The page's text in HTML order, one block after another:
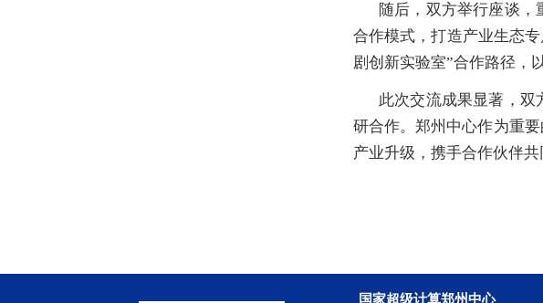
随后，双方举行座谈
合作模式，打造产业生态
剧创新实验室”合作路径，
此次交流成果显著，双
研合作。郑州中心作为重
产业升级，携手合作伙伴